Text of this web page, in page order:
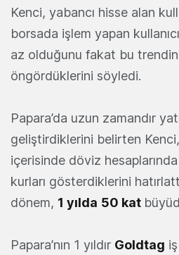
Kenci, yabancı hisse alan
borsada işlem yapan
az olduğunu fakat bu trendin
öngördüklerini söyledi.
Papara’da uzun zamandır
geliştirdiklerini belirten
içerisinde döviz
kurları gösterdiklerini
dönem, 1 yılda 50 kat
Papara’nın 1 yıldır Goldtag